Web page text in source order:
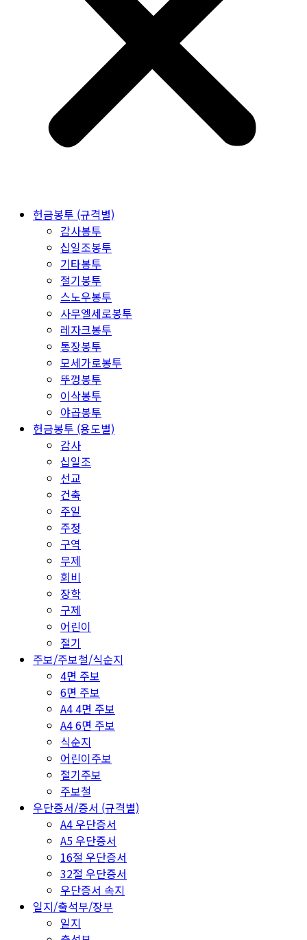
헌금봉투 (규격별)
감사봉투
십일조봉투
기타봉투
절기봉투
스노우봉투
사무엘세로봉투
레자크봉투
통장봉투
모세가로봉투
뚜껑봉투
이삭봉투
야곱봉투
헌금봉투 (용도별)
감사
십일조
선교
건축
주일
주정
구역
무제
회비
장학
구제
어린이
절기
주보/주보철/식순지
4면 주보
6면 주보
A4 4면 주보
A4 6면 주보
식순지
어린이주보
절기주보
주보철
우단증서/증서 (규격별)
A4 우단증서
A5 우단증서
16절 우단증서
32절 우단증서
우단증서 속지
일지/출석부/장부
일지